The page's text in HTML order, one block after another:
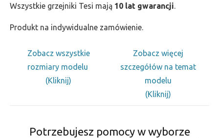
Wszystkie grzejniki Tesi mają 10 lat gwarancji.
Produkt na indywidualne zamówienie.
Zobacz wszystkie
rozmiary modelu
(Kliknij)
Zobacz więcej
szczegółów na temat
modelu
(Kliknij)
Potrzebujesz pomocy w wyborze